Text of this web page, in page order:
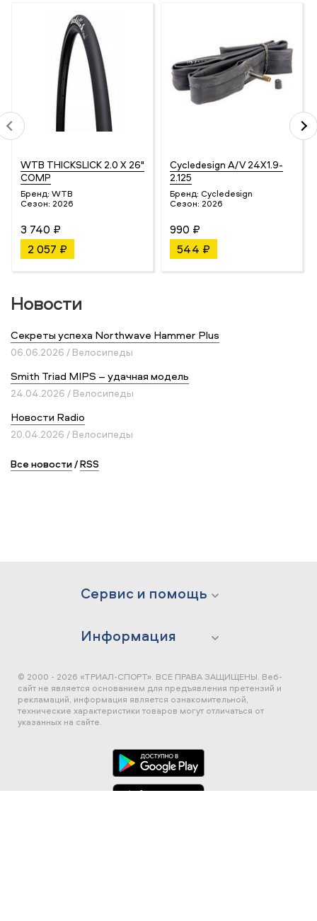
WTB THICKSLICK 2.0 X 26"
COMP
Бренд: WTB
Сезон: 2026
3 740 ₽
2 057 ₽
Cycledesign A/V 24X1.9-
2.125
Бренд: Cycledesign
Сезон: 2026
990 ₽
544 ₽
Новости
Секреты успеха Northwave Hammer Plus
06.06.2026 / Велосипеды
Smith Triad MIPS – удачная модель
24.04.2026 / Велосипеды
Новости Radio
20.04.2026 / Велосипеды
Все новости/RSS
Сервис и помощь
Информация
© 2000 - 2026 «ТРИАЛ-СПОРТ». ВСЕ ПРАВА ЗАЩИЩЕНЫ. Веб-
сайт не является основанием для предъявления претензий и
рекламаций, информация является ознакомительной,
технические характеристики товаров могут отличаться от
указанных на сайте.